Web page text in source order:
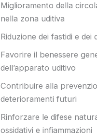
Miglioramento della
nella zona uditiva
Riduzione dei fastidi e dei
Favorire il benessere
dell’apparato uditivo
Contribuire alla
deterioramenti futuri
Rinforzare le difese
ossidativi e infiammazioni